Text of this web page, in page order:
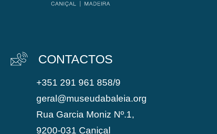
CONTACTOS
+351 291 961 858/9
geral@museudabaleia.org
Rua Garcia Moniz Nº.1,
9200-031 Caniçal